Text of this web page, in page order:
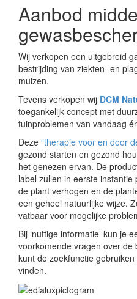
Aanbod
Wij verkopen een uitgebreid
bestrijding van ziekten- en
muizen.
Tevens verkopen wij DCM
toegankelijk concept met
tuinproblemen van vandaag
Deze “therapie voor en door
gezond starten en gezond
het genezen ervan. De
label zullen in eerste
de plant verhogen en de
een geheel natuurlijke wijze.
vatbaar voor mogelijke
Bij ‘nuttige informatie’ kun je
voorkomende vragen over
kunt de zoekfunctie
vinden.